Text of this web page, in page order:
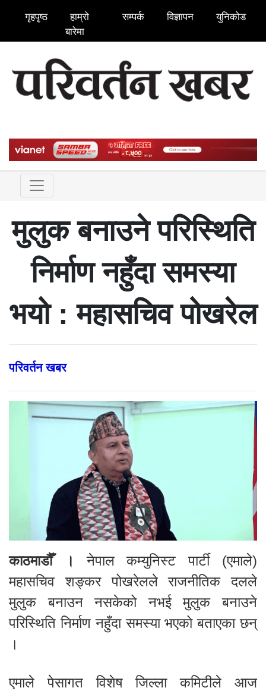
गृहपृष्ठ
हाम्रो
बारेमा
सम्पर्क विज्ञापन युनिकोड
मुलुक बनाउने परिस्थिति
निर्माण नहुँदा समस्या
भयो : महासचिव पोखरेल
परिवर्तन खबर
काठमाडौँ ।
नेपाल कम्युनिस्ट पार्टी (एमाले)
महासचिव शङ्कर पोखरेलले राजनीतिक दलले
मुलुक बनाउन नसकेको नभई मुलुक बनाउने
परिस्थिति निर्माण नहुँदा समस्या भएको बताएका छन्
।
एमाले पेसागत विशेष जिल्ला कमिटीले आज